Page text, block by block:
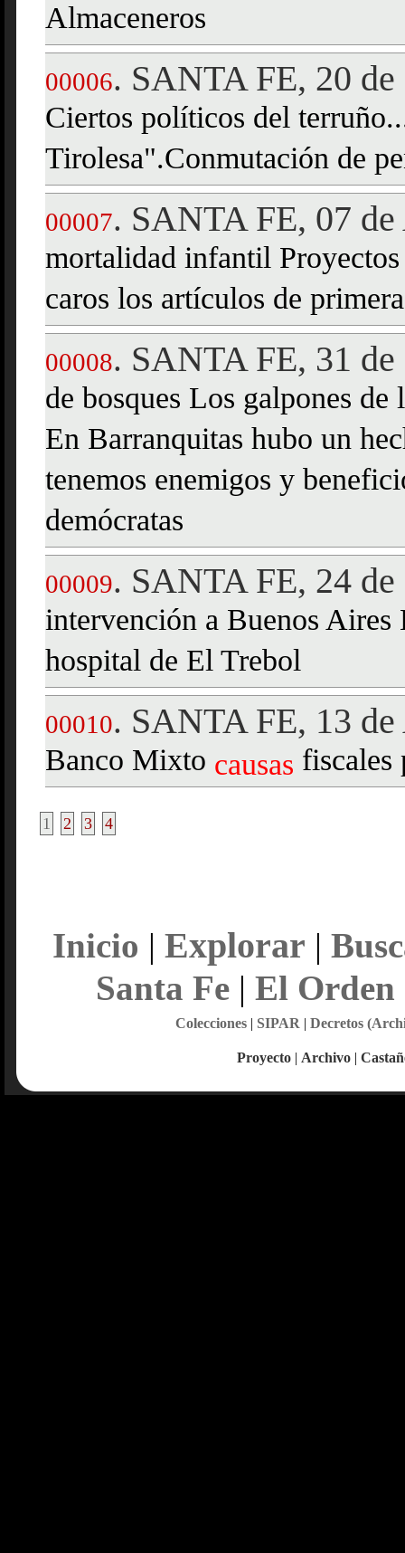
Almaceneros
00006. SANTA FE, 20
Ciertos políticos del
Tirolesa".Conmutación de
00007. SANTA FE, 07
mortalidad infantil
caros los artículos de
00008. SANTA FE, 31
de bosques Los galpones
En Barranquitas hubo un
tenemos enemigos y
demócratas
00009. SANTA FE, 24
intervención a Buenos
hospital de El Trebol
00010. SANTA FE, 13
Banco Mixto causas fiscales
1 2 3 4
Inicio | Explorar |
Santa Fe| El Orden
Colecciones| SIPAR | Decretos
Proyecto | Archivo |